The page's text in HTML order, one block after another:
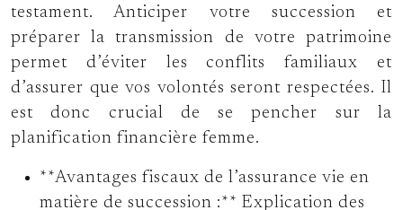
testament. Anticiper votre succession et
préparer la transmission de votre patrimoine
permet d’éviter les conflits familiaux et
d’assurer que vos volontés seront respectées. Il
est donc crucial de se pencher sur la
planification financière femme.
**Avantages fiscaux de l’assurance vie en
matière de succession :** Explication des